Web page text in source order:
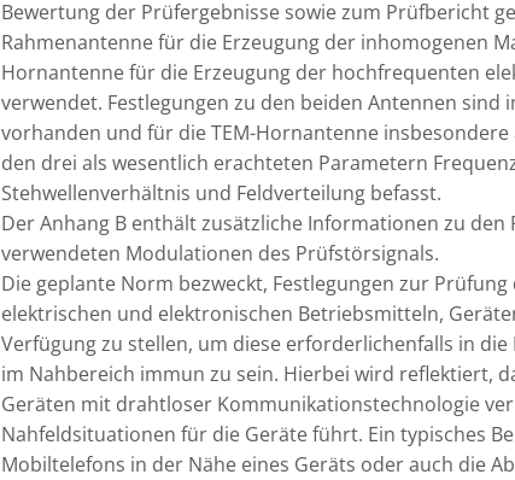
Bewertung der Prüfergebnisse sowie zum Prüfbericht
Rahmenantenne für die Erzeugung der inhomogenen
Hornantenne für die Erzeugung der hochfrequenten
verwendet. Festlegungen zu den beiden Antennen sind
vorhanden und für die TEM-Hornantenne
den drei als wesentlich erachteten Parametern
Stehwellenverhältnis und Feldverteilung befasst.
Der Anhang B enthält zusätzliche Informationen zu
verwendeten Modulationen des Prüfstörsignals.
Die geplante Norm bezweckt, Festlegungen zur
elektrischen und elektronischen Betriebsmitteln,
Verfügung zu stellen, um diese erforderlichenfalls in die
im Nahbereich immun zu sein. Hierbei wird reflektiert,
Geräten mit drahtloser Kommunikationstechnologie
Nahfeldsituationen für die Geräte führt. Ein typisches
Mobiltelefons in der Nähe eines Geräts oder auch die